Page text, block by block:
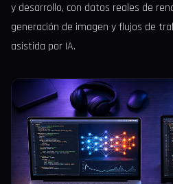
y desarrollo, con datos reales de
generación de imagen y flujos de
asistida por IA.